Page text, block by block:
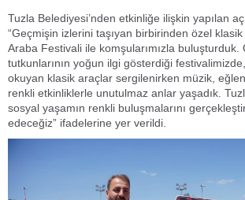
Tuzla Belediyesi’nden etkinliğe ilişkin yapılan
“Geçmişin izlerini taşıyan birbirinden özel
Araba Festivali ile komşularımızla buluşturduk.
tutkunlarının yoğun ilgi gösterdiği
okuyan klasik araçlar sergilenirken müzik,
renkli etkinliklerle unutulmaz anlar yaşadık.
sosyal yaşamın renkli buluşmalarını
edeceğiz” ifadelerine yer verildi.